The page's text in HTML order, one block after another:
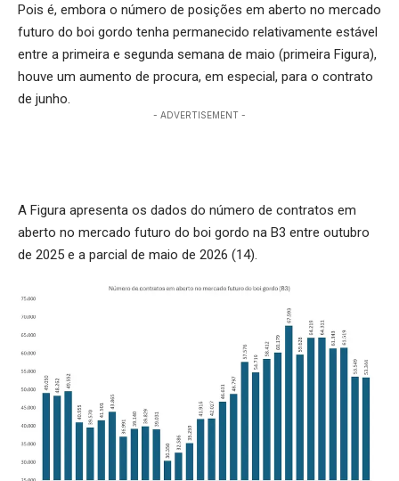
Pois é, embora o número de posições em aberto no mercado
futuro do boi gordo tenha permanecido relativamente estável
entre a primeira e segunda semana de maio (primeira Figura),
houve um aumento de procura, em especial, para o contrato
de junho.
- ADVERTISEMENT -
A Figura apresenta os dados do número de contratos em
aberto no mercado futuro do boi gordo na B3 entre outubro
de 2025 e a parcial de maio de 2026 (14).